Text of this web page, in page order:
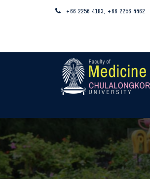
+66 2256 4183, +66 2256 4462